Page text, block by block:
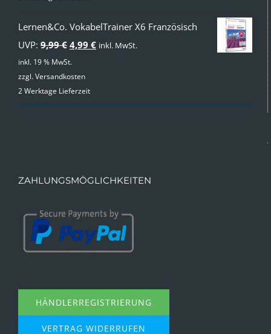
Lernen&Co. VokabelTrainer X6 Französisch
UVP: 9,99€ Ursprünglicher
Preis
war:
4,99 €Aktueller
inkl. MwSt.
inkl. 19 % MwSt.
zzgl.Versandkosten
2 Werktage Lieferzeit
ZAHLUNGSMÖGLICHKEITEN
HÄNDLERREGISTRIERUNG
VERTRAG WIDERRUFEN